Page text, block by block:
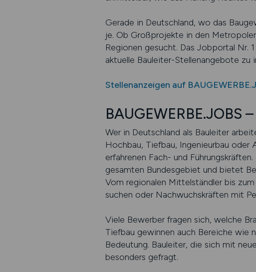
Gerade in Deutschland, wo das
je. Ob Großprojekte in den
Regionen gesucht. Das Jobportal Nr.
aktuelle Bauleiter-Stellenangebote zu
Stellenanzeigen auf
BAUGEWERBE.JOBS
Wer in Deutschland als Bauleiter
Hochbau, Tiefbau, Ingenieurbau
erfahrenen Fach- und
gesamten Bundesgebiet und bietet
Vom regionalen Mittelständler bis
suchen oder Nachwuchskräften mit
Viele Bewerber fragen sich, welche
Tiefbau gewinnen auch Bereiche wie
Bedeutung. Bauleiter, die sich mit
besonders gefragt.